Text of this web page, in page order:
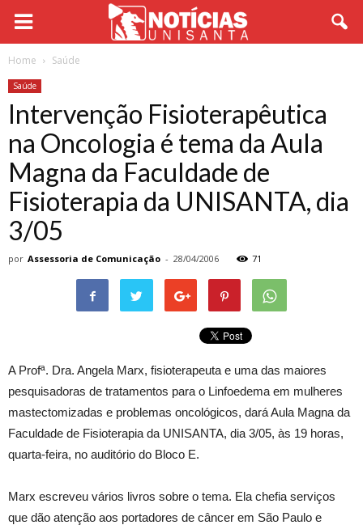
Home Saúde
Saúde
Intervenção Fisioterapêutica
na Oncologia é tema da Aula
Magna da Faculdade de
Fisioterapia da UNISANTA, dia
3/05
por Assessoria de Comunicação - 28/04/2006 71
A Profª. Dra. Angela Marx, fisioterapeuta e uma das maiores
pesquisadoras de tratamentos para o Linfoedema em mulheres
mastectomizadas e problemas oncológicos, dará Aula Magna da
Faculdade de Fisioterapia da UNISANTA, dia 3/05, às 19 horas,
quarta-feira, no auditório do Bloco E.
Marx escreveu vários livros sobre o tema. Ela chefia serviços
que dão atenção aos portadores de câncer em São Paulo e